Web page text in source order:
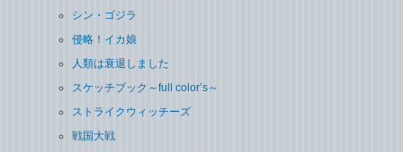
シン・ゴジラ
侵略！イカ娘
人類は衰退しました
スケッチブック～full color’s～
ストライクウィッチーズ
戦国大戦